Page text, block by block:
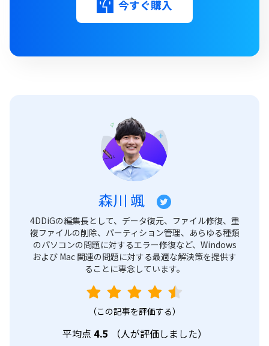
今すぐ購入
森川 颯
4DDiGの編集長として、データ復元、ファイル修復、重
複ファイルの削除、パーティション管理、あらゆる種類
のパソコンの問題に対するエラー修復など、Windows
および Mac 関連の問題に対する最適な解決策を提供す
ることに専念しています。
（この記事を評価する）
平均点 4.5 （人が評価しました）